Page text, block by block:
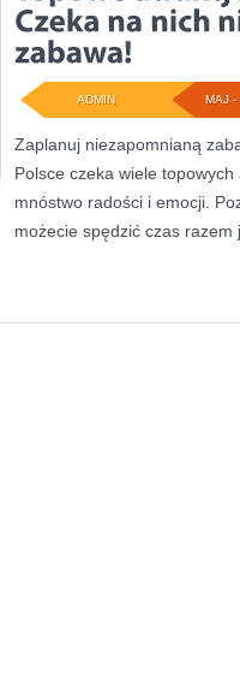
MAJ -
ADMIN
Zaplanuj niezapomnianą
Polsce czeka wiele
mnóstwo radości i emocji.
możecie spędzić czas razem